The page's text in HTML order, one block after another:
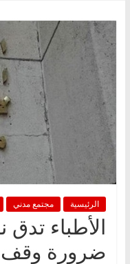
الرئيسية مجتمع مدني
الأطباء
ضرورة وقف